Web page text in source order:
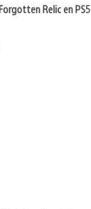
Relic en PS5